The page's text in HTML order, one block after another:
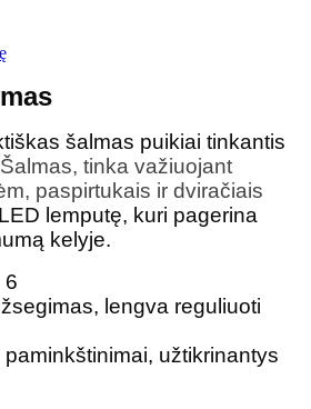
šalmas puikiai tinkantis
Šalmas, tinka važiuojant
paspirtukais ir dviračiais
lemputę, kuri pagerina
kelyje.
6
lengva reguliuoti
užtikrinantys